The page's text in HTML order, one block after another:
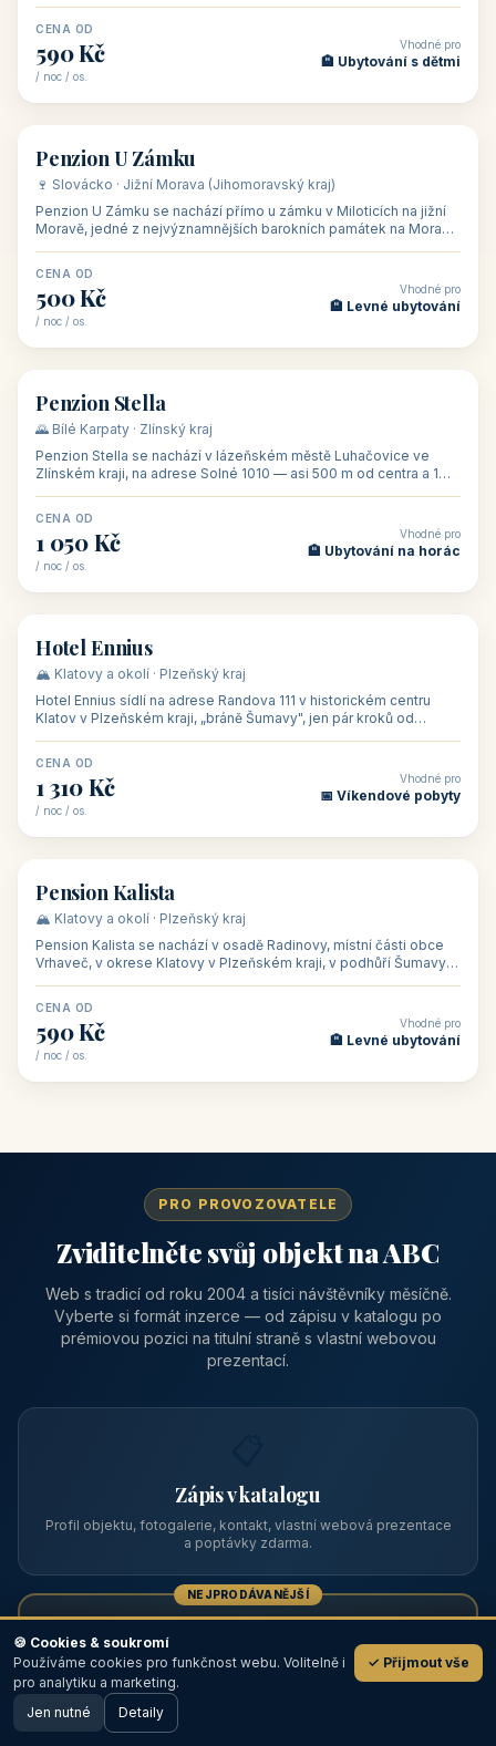
CENA OD
590 Kč
/ noc / os.
Vhodné pro
🏨 Ubytování s dětmi
🏡 penzion
Penzion U Zámku
🍷 Slovácko · Jižní Morava (Jihomoravský kraj)
Penzion U Zámku se nachází přímo u zámku v Miloticích na jižní
Moravě, jedné z nejvýznamnějších barokních památek na Moravě,
CENA OD
500 Kč
/ noc / os.
Vhodné pro
🏨 Levné ubytování
🏡 penzion
Penzion Stella
🌄 Bílé Karpaty · Zlínský kraj
Penzion Stella se nachází v lázeňském městě Luhačovice ve
Zlínském kraji, na adrese Solné 1010 — asi 500 m od centra a 1
CENA OD
1 050 Kč
/ noc / os.
Vhodné pro
🏨 Ubytování na horác
🏨 hotel
Hotel Ennius
🏔️ Klatovy a okolí · Plzeňský kraj
Hotel Ennius sídlí na adrese Randova 111 v historickém centru
Klatov v Plzeňském kraji, „bráně Šumavy", jen pár kroků od
CENA OD
1 310 Kč
/ noc / os.
Vhodné pro
📅 Víkendové pobyty
🏡 penzion
Pension Kalista
🏔️ Klatovy a okolí · Plzeňský kraj
Pension Kalista se nachází v osadě Radinovy, místní části obce
Vrhaveč, v okrese Klatovy v Plzeňském kraji, v podhůří Šumavy
CENA OD
590 Kč
/ noc / os.
Vhodné pro
🏨 Levné ubytování
PRO PROVOZOVATELE
Zviditelněte svůj objekt na ABC
Web s tradicí od roku 2004 a tisíci návštěvníky měsíčně.
Vyberte si formát inzerce — od zápisu v katalogu po
prémiovou pozici na titulní straně s vlastní webovou
prezentací.
Zápis v katalogu
Profil objektu, fotogalerie, kontakt, vlastní webová prezentace
a poptávky zdarma.
NEJPRODÁVANĚJŠÍ
Prémiový partner
TOP pozice na titulce, přednost ve výpisech, zlatý odznak a
💬
🖥️ Desktop verze
🍪 Cookies & soukromí
Používáme cookies pro funkčnost webu. Volitelně i
pro analytiku a marketing.
✓ Přijmout vše
Jen nutné Detaily